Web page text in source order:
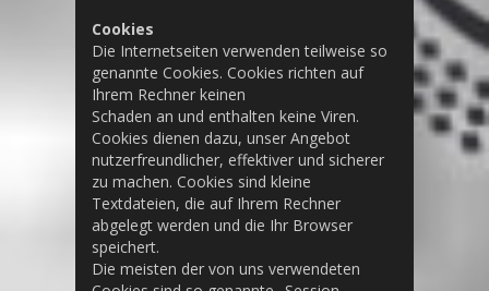
Cookies
Die Internetseiten verwenden teilweise so
genannte Cookies. Cookies richten auf
Ihrem Rechner keinen
Schaden an und enthalten keine Viren.
Cookies dienen dazu, unser Angebot
nutzerfreundlicher, effektiver und sicherer
zu machen. Cookies sind kleine
Textdateien, die auf Ihrem Rechner
abgelegt werden und die Ihr Browser
speichert.
Die meisten der von uns verwendeten